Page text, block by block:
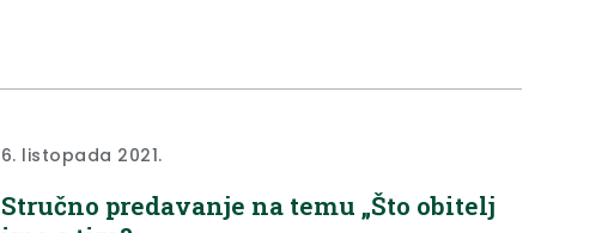
6. listopada 2021.
Stručno predavanje na temu „Što obitelj